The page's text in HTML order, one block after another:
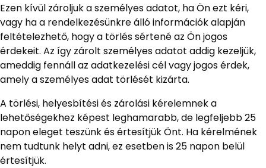
Ezen kívül zároljuk a személyes adatot, ha Ön ezt kéri,
vagy ha a rendelkezésünkre álló információk alapján
feltételezhető, hogy a törlés sértené az Ön jogos
érdekeit. Az így zárolt személyes adatot addig kezeljük,
ameddig fennáll az adatkezelési cél vagy jogos érdek,
amely a személyes adat törlését kizárta.
A törlési, helyesbítési és zárolási kérelemnek a
lehetőségekhez képest leghamarabb, de legfeljebb 25
napon eleget teszünk és értesítjük Önt. Ha kérelmének
nem tudtunk helyt adni, ez esetben is 25 napon belül
értesítjük.